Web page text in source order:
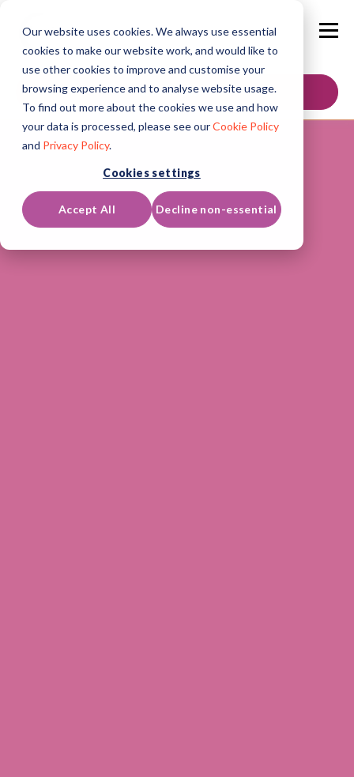
Our website uses cookies. We always use essential
cookies to make our website work, and would like to
use other cookies to improve and customise your
browsing experience and to analyse website usage.
To find out more about the cookies we use and how
your data is processed, please see ourCookie Policy
and Privacy Policy.
Cookies settings
Accept All Decline non-essential
Neem contact op